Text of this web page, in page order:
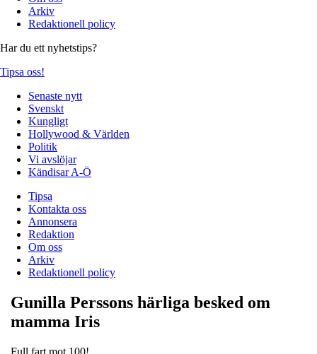
Arkiv
Redaktionell policy
Har du ett nyhetstips?
Tipsa oss!
Senaste nytt
Svenskt
Kungligt
Hollywood & Världen
Politik
Vi avslöjar
Kändisar A-Ö
Tipsa
Kontakta oss
Annonsera
Redaktion
Om oss
Arkiv
Redaktionell policy
Gunilla Perssons härliga besked om
mamma Iris
Full fart mot 100!